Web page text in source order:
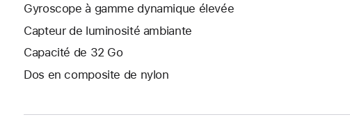
Gyroscope à gamme dynamique élevée
Capteur de luminosité ambiante
Capacité de 32 Go
Dos en composite de nylon